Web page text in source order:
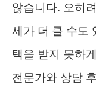
않습니다. 오히
세가 더 클 수도
택을 받지 못하
전문가와 상담